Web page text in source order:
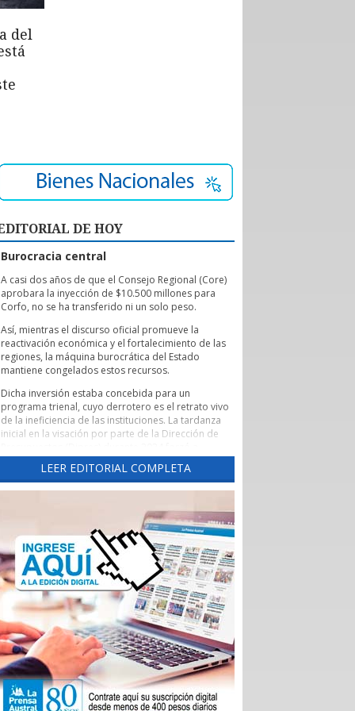
del
DE HOY
Burocracia central
A casi dos años de que el Consejo Regional (Core)
aprobara la inyección de $10.500 millones para
Corfo, no se ha transferido ni un solo peso.
Así, mientras el discurso oficial promueve la
reactivación económica y el fortalecimiento de las
regiones, la máquina burocrática del Estado
mantiene congelados estos recursos.
Dicha inversión estaba concebida para un
programa trienal, cuyo derrotero es el retrato vivo
de la ineficiencia de las instituciones. La tardanza
inicial en la visación por parte de la Dirección de
someter nuevamente los fondos a votación en
2025 ante un Core renovado por las elecciones.
Tras un rechazo inicial y su posterior
empantanado en una interminable maraña de
objeciones y revisiones de la Contraloría General
de la República.
Suelen verse estos roces entre ministerios,
gobernaciones y la Contraloría como lejanas
batallas leguleyas que solo interesan a la clase
política. Sin embargo, en una región como
Magallanes, la parálisis de los recursos públicos
tiene una traslación directa a la economía regional.
El plan de Corfo estaba diseñado para atender a
un universo de 1.485 empresas y emprendedores
locales que tributan en primera categoría. Cada
uno de estos proyectos representaba una fuente
de empleo directo o una cadena de
LEER EDITORIAL COMPLETA